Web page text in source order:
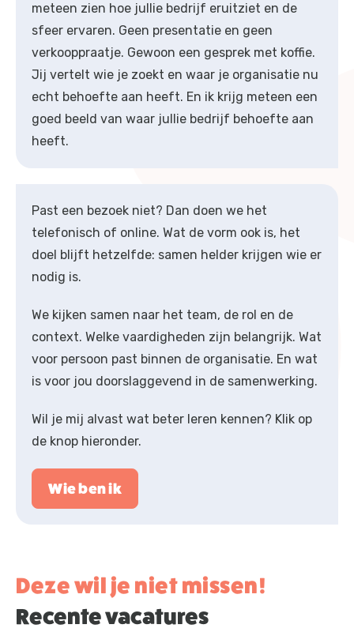
meteen zien hoe jullie bedrijf eruitziet en de
sfeer ervaren. Geen presentatie en geen
verkooppraatje. Gewoon een gesprek met koffie.
Jij vertelt wie je zoekt en waar je organisatie nu
echt behoefte aan heeft. En ik krijg meteen een
goed beeld van waar jullie bedrijf behoefte aan
heeft.
Past een bezoek niet? Dan doen we het
telefonisch of online. Wat de vorm ook is, het
doel blijft hetzelfde: samen helder krijgen wie er
nodig is.
We kijken samen naar het team, de rol en de
context. Welke vaardigheden zijn belangrijk. Wat
voor persoon past binnen de organisatie. En wat
is voor jou doorslaggevend in de samenwerking.
Wil je mij alvast wat beter leren kennen? Klik op
de knop hieronder.
Wie ben ik
Deze wil je niet missen!
Recente vacatures